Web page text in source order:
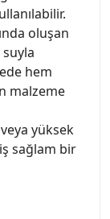
oluşan
suyla
hem
malzeme
yüksek
sağlam bir